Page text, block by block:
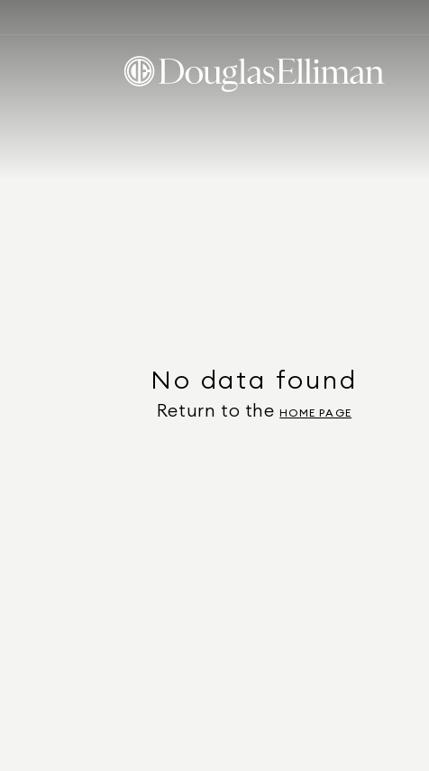
No data found
Return to the HOME PAGE